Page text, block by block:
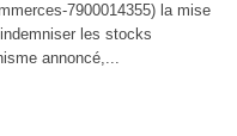
7900014355) la mise
les stocks
annoncé,...